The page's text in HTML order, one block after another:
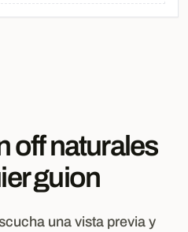
off naturales
guion
una vista previa y